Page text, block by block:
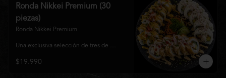
y sabor, ideal para compartir entre 3 y 4
Ronda Nikkei Premium (30
piezas)
Ronda Nikkei Premium
Una exclusiva selección de tres de
elaborados con ingredientes frescos y
$19.990